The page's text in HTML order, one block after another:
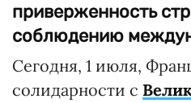
приверженность
соблюдению
Сегодня, 1 июля,
солидарности с